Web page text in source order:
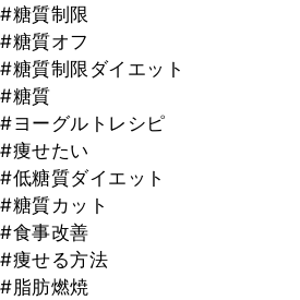
#糖質制限
#糖質オフ
#糖質制限ダイエット
#糖質
#ヨーグルトレシピ
#痩せたい
#低糖質ダイエット
#糖質カット
#食事改善
#痩せる方法
#脂肪燃焼